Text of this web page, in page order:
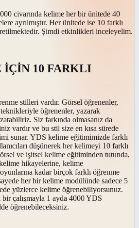
civarında kelime her bir ünitede 40
ayrılmıştır. Her ünitede ise 10 farklı
Şimdi etkinlikleri inceleyelim.
10 FARKLI
stilleri vardır. Görsel öğrenenler,
öğrenenler, yazarak
Siz farkında olmasanız da
vardır ve bu stil size en kısa sürede
sunar. YDS kelime eğitimimizde farklı
düşünerek her kelimeyi 10 farklı
ve işitsel kelime eğitiminden tutunda,
hikayelerine, kelime
kadar birçok farklı öğrenme
her bir kelime modülünde sadece 5
yüzlerce kelime öğrenebiliyorsunuz.
çalışmayla 1 ayda 4000 YDS
öğrenebileceksiniz.